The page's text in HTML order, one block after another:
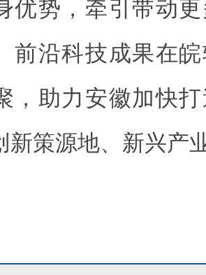
优势，牵引带动
前沿科技成果在
，助力安徽加快
新策源地、新兴产